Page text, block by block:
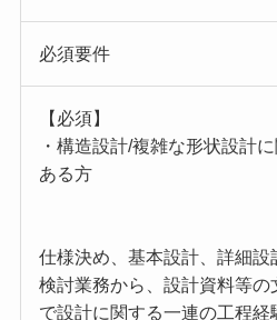
必須要件
【必須】
・構造設計/複雑な形状設計
ある方
仕様決め、基本設計、詳細設
検討業務から、設計資料等の
で設計に関する一連の工程経